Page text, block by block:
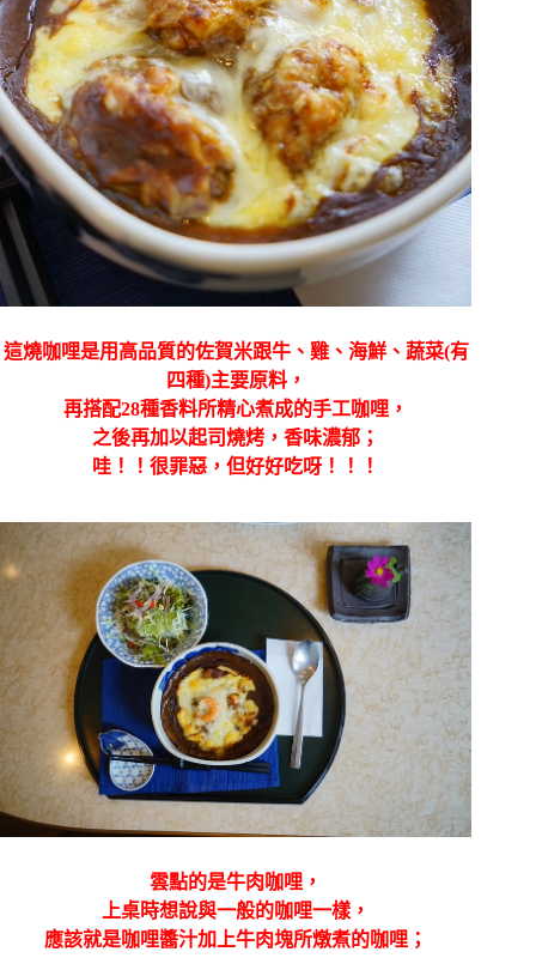
這燒咖哩是用高品質的佐賀米跟牛、雞、海鮮、蔬菜(有
四種)主要原料，
再搭配28種香料所精心煮成的手工咖哩，
之後再加以起司燒烤，香味濃郁；
哇！！很罪惡，但好好吃呀！！！
雲點的是牛肉咖哩，
上桌時想說與一般的咖哩一樣，
應該就是咖哩醬汁加上牛肉塊所燉煮的咖哩；